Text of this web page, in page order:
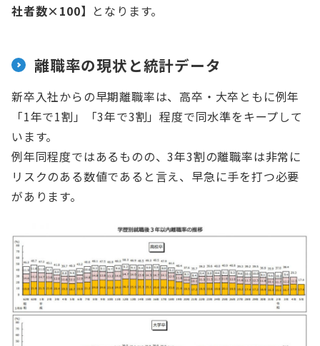
社者数×100】 となります。
離職率の現状と統計データ
新卒入社からの早期離職率は、高卒・大卒ともに例年
「1年で1割」「3年で3割」程度で同水準をキープして
います。
例年同程度ではあるものの、3年3割の離職率は非常に
リスクのある数値であると言え、早急に手を打つ必要
があります。